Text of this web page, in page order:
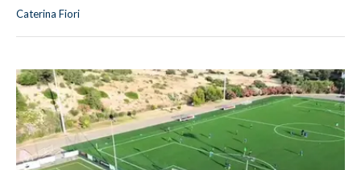
Caterina Fiori